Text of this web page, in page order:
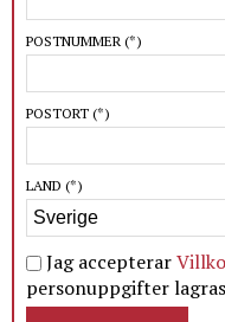
POSTNUMMER (*)
POSTORT (*)
LAND (*)
Jag accepterar
personuppgifter